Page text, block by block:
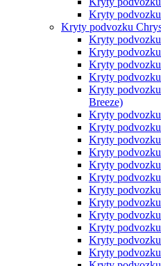
Kryty
Kryty podvozku
Kryty
Kryty
Kryty
Kryty
Kryty
Breeze)
Kryty
Kryty
Kryty
Kryty
Kryty
Kryty
Kryty
Kryty
Kryty
Kryty
Kryty
Kryty